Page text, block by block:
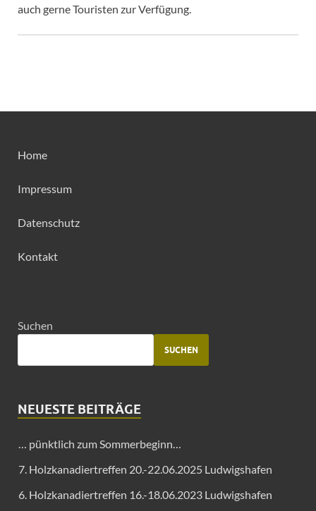
auch gerne Touristen zur Verfügung.
Home
Impressum
Datenschutz
Kontakt
Suchen
SUCHEN
NEUESTE BEITRÄGE
… pünktlich zum Sommerbeginn…
7. Holzkanadiertreffen 20.-22.06.2025 Ludwigshafen
6. Holzkanadiertreffen 16.-18.06.2023 Ludwigshafen